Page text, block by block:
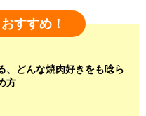
すすめ！
、どんな焼肉好きをも唸ら
方